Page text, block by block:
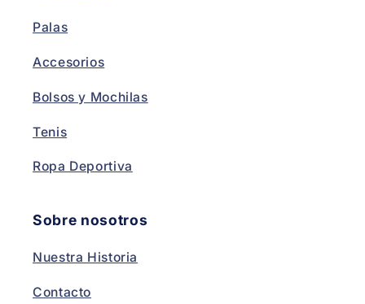
Palas
Accesorios
Bolsos y Mochilas
Tenis
Ropa Deportiva
Sobre nosotros
Nuestra Historia
Contacto